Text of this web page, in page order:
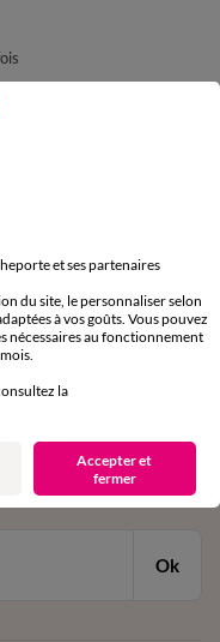
newsletter
confirmation
Ok
et ses partenaires
du site, le personnaliser selon
à vos goûts. Vous pouvez
nécessaires au fonctionnement
la
Accepter et
fermer